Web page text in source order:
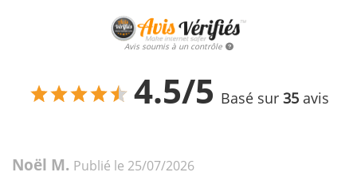
Avis soumis à un contrôle
4.5/5 Basé sur 35 avis
Noël M. Publié le 25/07/2026